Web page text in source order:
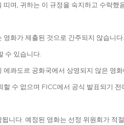
며, 귀하는 이 규정을 숙지하고 수락했
화가 제출된 것으로 간주되지 않습니다.
수 있습니다.
콰도르 공화국에서 상영되지 않은 영
수 없으며 FICC에서 공식 발표되기
니다. 예정된 영화는 선정 위원회가 적